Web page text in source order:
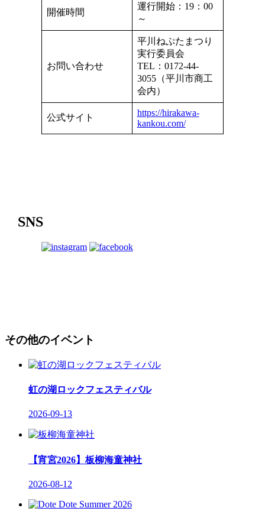
開催時間
運行開始：19：00
～
お問い合わせ
平川ねぷたまつり
実行委員会
TEL：0172-44-
3055（平川市商工
会内）
公式サイト
https://hirakawa-
kankou.com/
SNS
その他のイベント
虹の湖ロックフェスティバル
2026-09-13
【宵宮2026】板柳海童神社
2026-08-12